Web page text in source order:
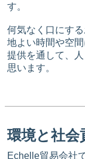
す。
何気なく口にす
地よい時間や空
提供を通して、
思います。
環境と社
Echelle貿易会社